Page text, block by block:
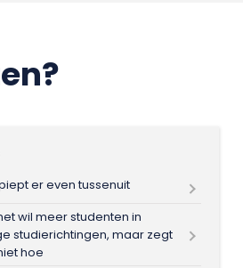
er even tussenuit
wil meer studenten in
studierichtingen, maar zegt
hoe